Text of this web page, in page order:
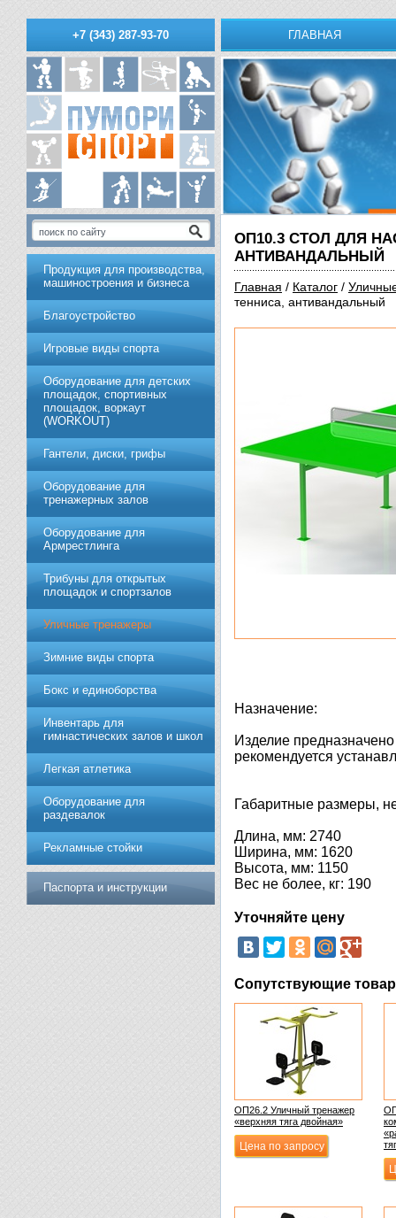
+7 (343) 287-93-70 ГЛАВНАЯ
ОП10.3 СТОЛ ДЛЯ
АНТИВАНДАЛЬНЫЙ
Главная / Каталог /
тенниса, антивандальный
Назначение:
Изделие
рекомендуется
Габаритные размеры,
Длина, мм: 2740
Ширина, мм: 1620
Высота, мм: 1150
Вес не более, кг: 190
Уточняйте цену
Сопутствующие
ОП26.2 Уличный тренажер
«верхняя тяга двойная»
Цена по запросу
Продукция для производства,
машиностроения и бизнеса
Благоустройство
Игровые виды спорта
Оборудование для детских
площадок, спортивных
площадок, воркаут
(WORKOUT)
Гантели, диски, грифы
Обoрудoвание для
трeнажерных залoв
Оборудование для
Армрестлинга
Трибуны для открытых
площадок и спортзалов
Уличные тренажеры
Зимние виды спорта
Бокс и единоборства
Инвентарь для
гимнастических залов и школ
Легкая атлетика
Оборудование для
раздевалок
Рекламные стойки
Паспорта и инструкции